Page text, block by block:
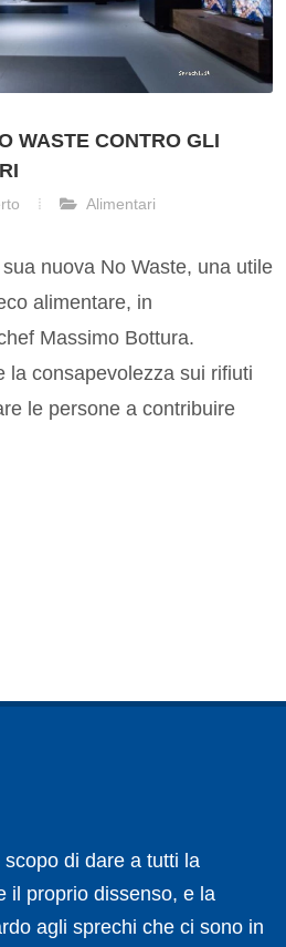
WASTE CONTRO GLI
Alimentari
nuova No Waste, una utile
alimentare, in
Massimo Bottura.
la consapevolezza sui rifiuti
le persone a contribuire
di dare a tutti la
il proprio dissenso, e la
agli sprechi che ci sono in